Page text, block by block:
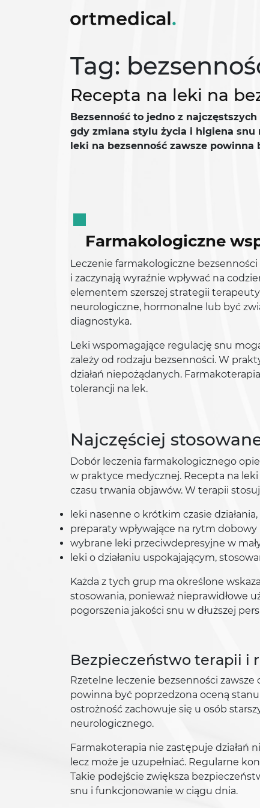
Tag:
Recepta na leki na
Bezsenność to jedno z
gdy zmiana stylu życia i higiena snu
leki na bezsenność zawsze
Farmakologiczne
Leczenie farmakologiczne
i zaczynają wyraźnie wpływać na
elementem szerszej strategii
neurologiczne, hormonalne lub być
diagnostyka.
Leki wspomagające regulację snu
zależy od rodzaju bezsenności. W
działań niepożądanych.
tolerancji na lek.
Najczęściej
Dobór leczenia farmakologicznego
w praktyce medycznej. Recepta na
czasu trwania objawów. W terapii
leki nasenne o krótkim czasie
preparaty wpływające na rytm
wybrane leki przeciwdepresyjne w
leki o działaniu uspokajającym,
Każda z tych grup ma określone
stosowania, ponieważ nieprawidłowe
pogorszenia jakości snu w dłuższej
Bezpieczeństwo terapii i
Rzetelne leczenie bezsenności
powinna być poprzedzona oceną
ostrożność zachowuje się u osób
neurologicznego.
Farmakoterapia nie zastępuje działań
lecz może je uzupełniać. Regularne
Takie podejście zwiększa
snu i funkcjonowanie w ciągu dnia.